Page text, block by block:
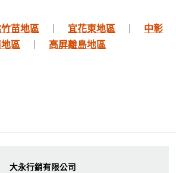
苗地區 ｜ 宜花東地區 ｜ 中彰
區 ｜ 高屏離島地區
大永行銷有限公司